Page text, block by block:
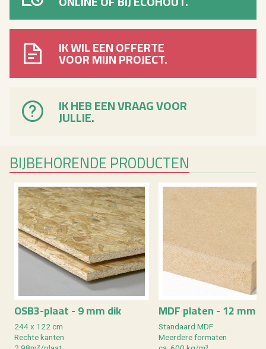
IK WIL EEN OFFERTE
VOOR MIJN PROJECT.
IK HEB EEN VRAAG VOOR
JULLIE.
BIJ­BE­HO­REN­DE PRO­DUC­TEN
OSB3-plaat - 9 mm dik
244 x 122 cm
Rech­te kan­ten
MDF pla­ten - 12 mm
Stan­daard MDF
Meer­de­re for­ma­ten